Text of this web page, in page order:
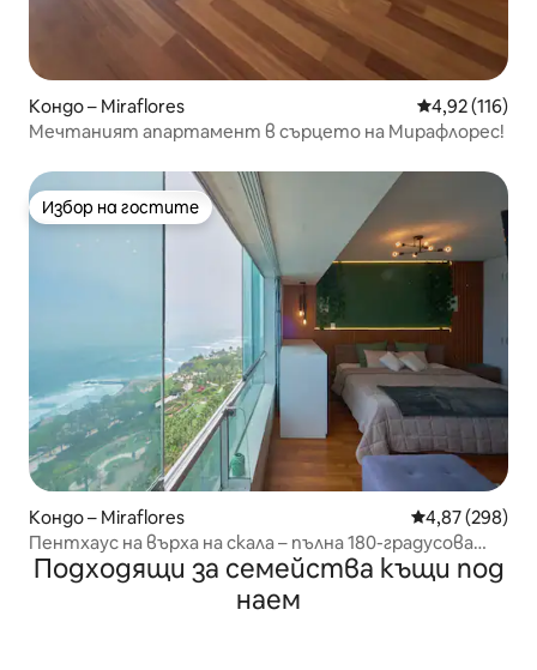
Кондо – Miraflores Средна
4,92 (116)
Мечтаният апартамент в сърцето на Мирафлорес!
Избор на гостите
Избор на гостите
Кондо – Miraflores Средна
4,87 (298)
Пентхаус на върха на скала – пълна 180-градусова
гледка към океана
Подходящи за семейства къщи под
наем